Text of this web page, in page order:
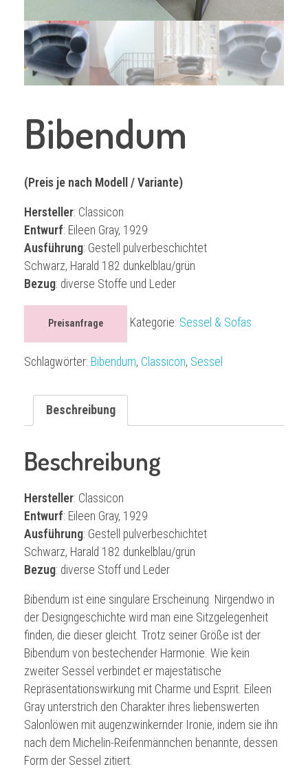
Bibendum
(Preis je nach Modell / Variante)
Hersteller: Classicon
Entwurf: Eileen Gray, 1929
Ausführung: Gestell pulverbeschichtet
Schwarz, Harald 182 dunkelblau/grün
Bezug: diverse Stoffe und Leder
Preisanfrage Kategorie: Sessel & Sofas
Schlagwörter: Bibendum, Classicon, Sessel
Beschreibung
Beschreibung
Hersteller: Classicon
Entwurf: Eileen Gray, 1929
Ausführung: Gestell pulverbeschichtet
Schwarz, Harald 182 dunkelblau/grün
Bezug: diverse Stoff und Leder
Bibendum ist eine singulare Erscheinung. Nirgendwo in
der Designgeschichte wird man eine Sitzgelegenheit
finden, die dieser gleicht. Trotz seiner Größe ist der
Bibendum von bestechender Harmonie. Wie kein
zweiter Sessel verbindet er majestätische
Repräsentationswirkung mit Charme und Esprit. Eileen
Gray unterstrich den Charakter ihres liebenswerten
Salonlöwen mit augenzwinkernder Ironie, indem sie ihn
nach dem Michelin-Reifenmännchen benannte, dessen
Form der Sessel zitiert.